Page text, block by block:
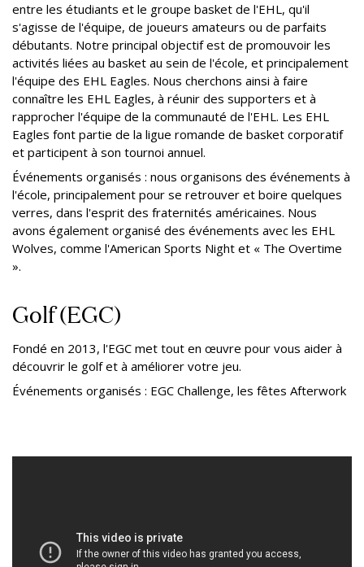
entre les étudiants et le groupe basket de l'EHL, qu'il
s'agisse de l'équipe, de joueurs amateurs ou de parfaits
débutants. Notre principal objectif est de promouvoir les
activités liées au basket au sein de l'école, et principalement
l'équipe des EHL Eagles. Nous cherchons ainsi à faire
connaître les EHL Eagles, à réunir des supporters et à
rapprocher l'équipe de la communauté de l'EHL. Les EHL
Eagles font partie de la ligue romande de basket corporatif
et participent à son tournoi annuel.
Événements organisés : nous organisons des événements à
l'école, principalement pour se retrouver et boire quelques
verres, dans l'esprit des fraternités américaines. Nous
avons également organisé des événements avec les EHL
Wolves, comme l'American Sports Night et « The Overtime
».
Golf (EGC)
Fondé en 2013, l'EGC met tout en œuvre pour vous aider à
découvrir le golf et à améliorer votre jeu.
Événements organisés : EGC Challenge, les fêtes Afterwork